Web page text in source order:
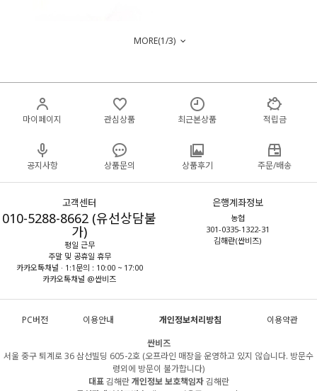
MORE(1/3)
마이페이지 관심상품 최근본상품 적립금
공지사항 상품문의 상품후기 주문/배송
고객센터
010-5288-8662 (유선상담불
가)
평일 근무
주말 및 공휴일 휴무
카카오톡채널 · 1:1문의 : 10:00 ~ 17:00
카카오톡채널 @싼비즈
은행계좌정보
농협
301-0335-1322-31
김해란(싼비즈)
PC버전 이용안내 개인정보처리방침
이용약관
싼비즈
서울 중구 퇴계로 36 삼선빌딩 605-2호 (오프라인 매장을 운영하고 있지 않습니다. 방문수
령외에 방문이 불가합니다)
대표김해란개인정보 보호책임자김해란